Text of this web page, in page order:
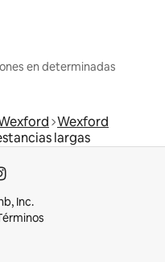
en determinadas
Wexford
largas
Inc.